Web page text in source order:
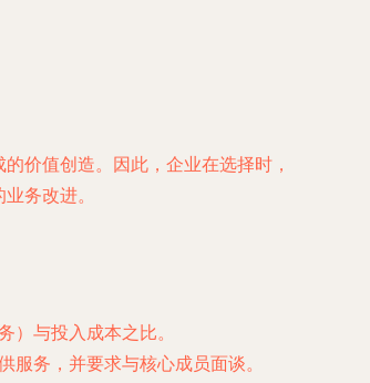
价值创造。因此，企业在选择时，
务改进。
）与投入成本之比。
务，并要求与核心成员面谈。